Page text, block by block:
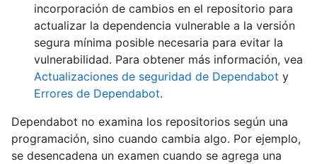
incorporación de cambios en el repositorio para
actualizar la dependencia vulnerable a la versión
segura mínima posible necesaria para evitar la
vulnerabilidad. Para obtener más información, vea
Actualizaciones de seguridad de Dependabot y
Errores de Dependabot.
Dependabot no examina los repositorios según una
programación, sino cuando cambia algo. Por ejemplo,
se desencadena un examen cuando se agrega una